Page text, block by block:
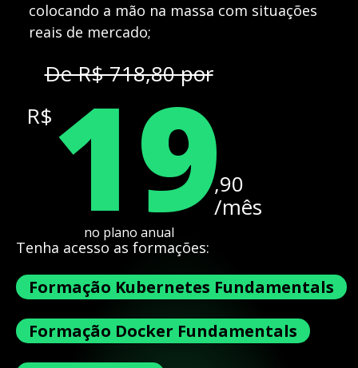
colocando a mão na massa com situações
reais de mercado;
De R$ 718,80 por
R$ 19,90
/mês
no plano anual
Tenha acesso as formações:
Formação Kubernetes Fundamentals
Formação Docker Fundamentals